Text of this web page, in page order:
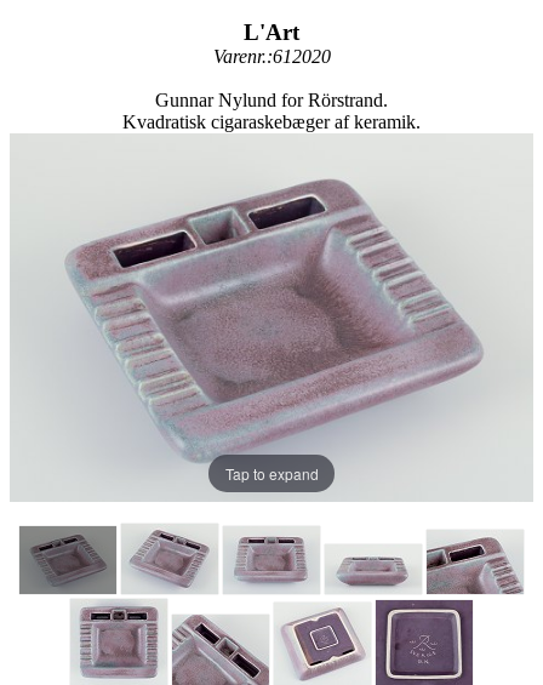
L'Art
Varenr.:612020
Gunnar Nylund for Rörstrand.
Kvadratisk cigaraskebæger af keramik.
Tap to expand